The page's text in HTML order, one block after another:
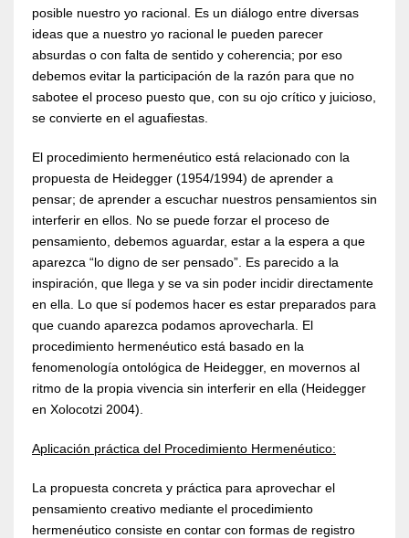
posible nuestro yo racional. Es un diálogo entre diversas
ideas que a nuestro yo racional le pueden parecer
absurdas o con falta de sentido y coherencia; por eso
debemos evitar la participación de la razón para que no
sabotee el proceso puesto que, con su ojo crítico y juicioso,
se convierte en el aguafiestas.
El procedimiento hermenéutico está relacionado con la
propuesta de Heidegger (1954/1994) de aprender a
pensar; de aprender a escuchar nuestros pensamientos sin
interferir en ellos. No se puede forzar el proceso de
pensamiento, debemos aguardar, estar a la espera a que
aparezca “lo digno de ser pensado”. Es parecido a la
inspiración, que llega y se va sin poder incidir directamente
en ella. Lo que sí podemos hacer es estar preparados para
que cuando aparezca podamos aprovecharla. El
procedimiento hermenéutico está basado en la
fenomenología ontológica de Heidegger, en movernos al
ritmo de la propia vivencia sin interferir en ella (Heidegger
en Xolocotzi 2004).
Aplicación práctica del Procedimiento Hermenéutico:
La propuesta concreta y práctica para aprovechar el
pensamiento creativo mediante el procedimiento
hermenéutico consiste en contar con formas de registro